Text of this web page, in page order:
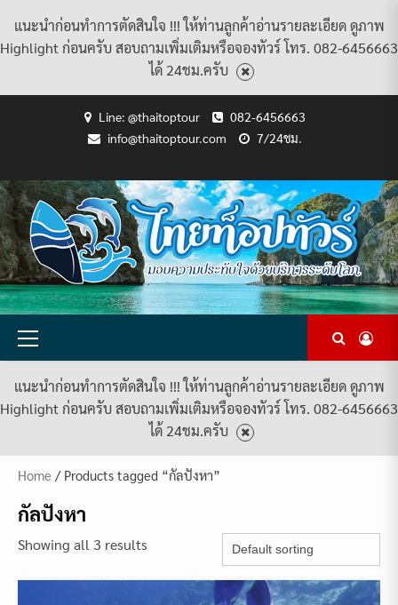
แนะนำก่อนทำการตัดสินใจ !!! ให้ท่านลูกค้าอ่านรายละเอียด ดูภาพ
Highlight ก่อนครับ สอบถามเพิ่มเติมหรือจองทัวร์ โทร. 082-6456663
ได้ 24ชม.ครับ
Line: @thaitoptour
082-6456663
info@thaitoptour.com
7/24ชม.
USACCOUNT
POLICY
AND
CONDITIONS
แพ็คเกจ
ทัวร์
ทั้งหมด
ต้อนรับ
สู่
ไทย
ท็อป
ทัวร์
กับ
เรา
ทัวร์
ทั้งหมด
Primary
แนะนำก่อนทำการตัดสินใจ !!! ให้ท่านลูกค้าอ่านรายละเอียด ดูภาพ
Highlight ก่อนครับ สอบถามเพิ่มเติมหรือจองทัวร์ โทร. 082-6456663
ได้ 24ชม.ครับ
Home / Products tagged “กัลปังหา”
กัลปังหา
Showing all 3 results